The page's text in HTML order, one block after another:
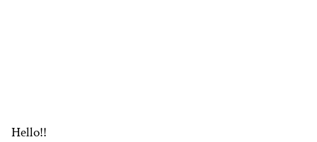
Hello!!